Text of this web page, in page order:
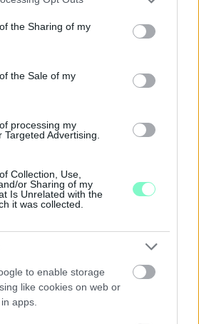
or usage behaviour. You may click to
Google and its third-party tags to
specified purposes in below Google
the Sharing of my
the Sale of my
processing my
Advertising.
Collection, Use,
or Sharing of my
Is Unrelated with the
it was collected.
to enable storage
like cookies on web or
apps.
Szólj hozzá!
TANOH DEZ IS OTT VAN A FÉRFI
SZŰKÍTETT